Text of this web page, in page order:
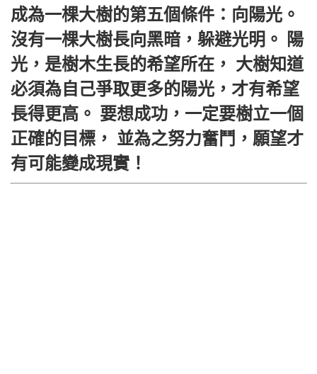
成為一棵大樹的第五個條件：向陽光。
沒有一棵大樹長向黑暗，躲避光明。 陽
光，是樹木生長的希望所在， 大樹知道
必須為自己爭取更多的陽光，才有希望
長得更高。 要想成功，一定要樹立一個
正確的目標， 並為之努力奮鬥，願望才
有可能變成現實！